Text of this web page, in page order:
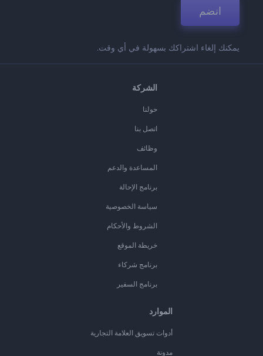
انضم
يمكنك إلغاء اشتراكك بسهولة في أي وقت.
الشركة
حولنا
اتصل بنا
وظائف
المساعدة والدعم
برنامج الإحالة
سياسة الخصوصية
الشروط والأحكام
خريطة الموقع
برنامج شركاء
برنامج السفير
الموارد
أدوات تسويق العلامة التجارية
مدونة